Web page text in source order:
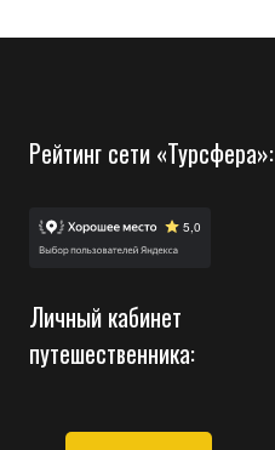
Рейтинг сети «Турсфера»:
Личный кабинет
путешественника: